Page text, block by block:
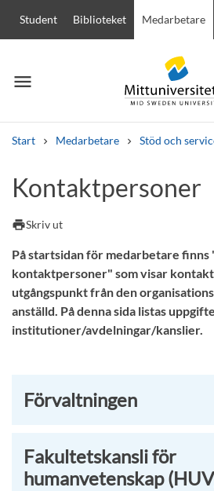
Student Biblioteket Medarbetare
menu
Meny
Start Medarbetare Stöd och
Andra söktjänster
Kurser och program
Kontaktpersoner
printSkriv ut
På startsidan för medarbetare finns
kontaktpersoner" som visar
utgångspunkt från den
anställd. På denna sida listas
institutioner/avdelningar/kanslier.
Förvaltningen
Fakultetskansli för
humanvetenskap